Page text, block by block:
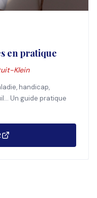
en pratique
Klein
handicap,
Un guide pratique